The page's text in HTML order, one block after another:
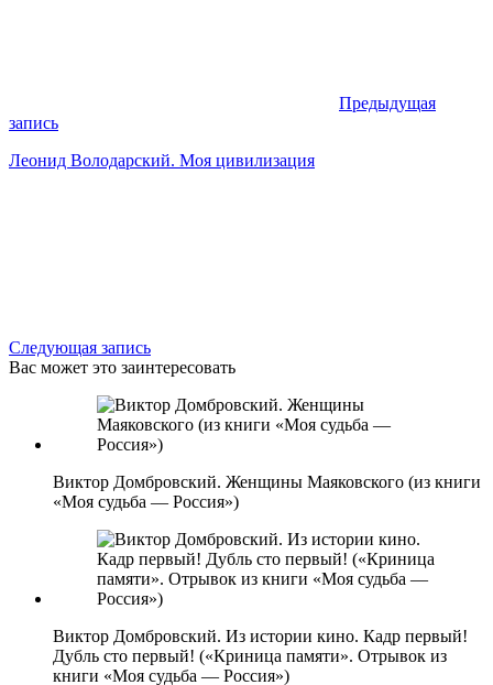
Предыдущая
запись
Леонид Володарский. Моя цивилизация
Следующая запись
Вас может это заинтересовать
Виктор Домбровский. Женщины Маяковского (из книги
«Моя судьба — Россия»)
Виктор Домбровский. Из истории кино. Кадр первый!
Дубль сто первый! («Криница памяти». Отрывок из
книги «Моя судьба — Россия»)